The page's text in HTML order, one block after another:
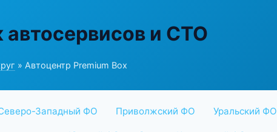
и СТО
» Автоцентр Premium Box
Западный ФО Приволжский ФО Уральский ФО